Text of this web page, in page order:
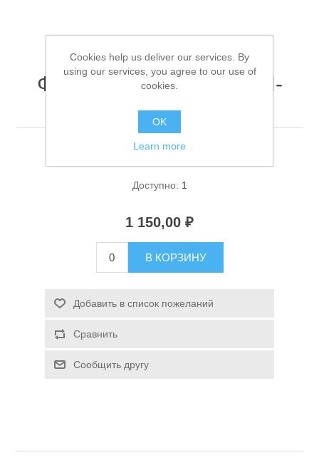
Аксессуары для лодок
Спасательные средства
Фонарь ручной Огонь H-
888-T6
Фонарь ручной Огонь H-888-T6
Доступно: 1
1 150,00 ₽
В КОРЗИНУ
Добавить в список пожеланий
Сравнить
Сообщить другу
Cookies help us deliver our services. By
using our services, you agree to our use of
cookies.
OK
Learn more